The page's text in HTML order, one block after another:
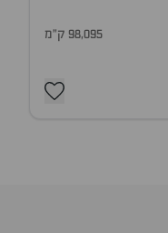
98,095 ק"מ